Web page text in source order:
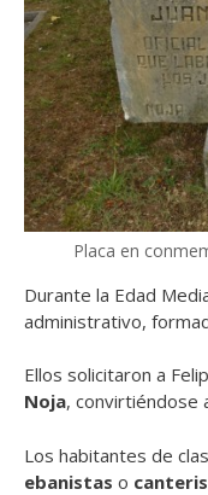
Placa en
Durante la Edad
administrativo,
Ellos solicitaron a
Noja, convirtiéndose
Los habitantes de
ebanistas o